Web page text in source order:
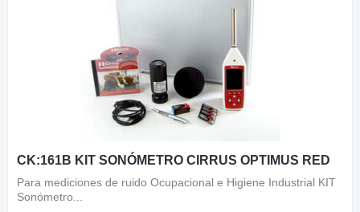
CK:161B KIT SONÓMETRO CIRRUS OPTIMUS RED
Para mediciones de ruido Ocupacional e Higiene Industrial KIT
Sonómetro...